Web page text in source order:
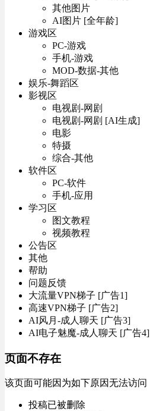
其他图片
AI图片 [全年龄]
游戏区
PC-游戏
手机-游戏
MOD-数据-其他
娱乐-舞蹈区
影视区
电视剧-网剧
电视剧-网剧 [AI生成]
电影
特摄
综合-其他
软件区
PC-软件
手机-应用
学习区
图文教程
视频教程
公告区
其他
帮助
问题反馈
大流量VPN梯子 [广告1]
高速VPN梯子 [广告2]
AI风月-成人聊天 [广告3]
AI电子魅魔-成人聊天 [广告4]
页面不存在
该页面可能因为如下原因无法访问
投稿已被删除